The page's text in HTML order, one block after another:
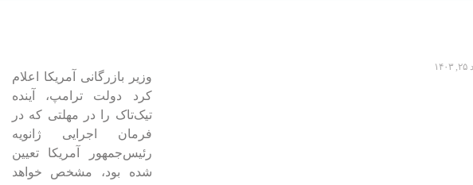
وزیر بازرگانی آمریکا اعلام
کرد دولت ترامپ، آینده
تیک‌تاک را در مهلتی که در
فرمان اجرایی ژانویه
رئیس‌جمهور آمریکا تعیین
شده بود، مشخص خواهد